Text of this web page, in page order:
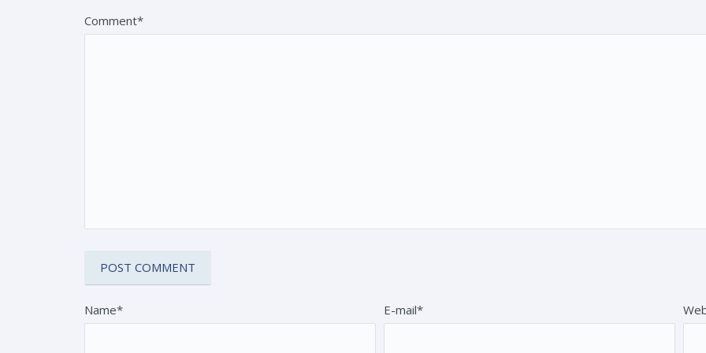
Comment*
Name* E-mail*